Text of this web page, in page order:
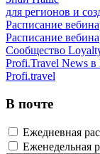
для регионов и
Расписание
Расписание
Сообщество
Profi.Travel News
Profi.travel
В почте
Ежедневная
Еженедельная